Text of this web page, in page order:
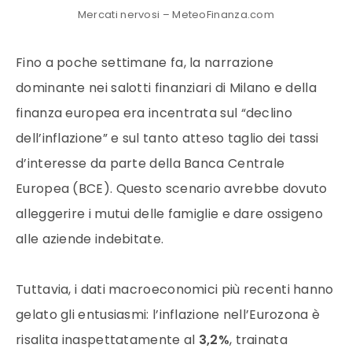
Mercati nervosi – MeteoFinanza.com
Fino a poche settimane fa, la narrazione
dominante nei salotti finanziari di Milano e della
finanza europea era incentrata sul “declino
dell’inflazione” e sul tanto atteso taglio dei tassi
d’interesse da parte della Banca Centrale
Europea (BCE). Questo scenario avrebbe dovuto
alleggerire i mutui delle famiglie e dare ossigeno
alle aziende indebitate.
Tuttavia, i dati macroeconomici più recenti hanno
gelato gli entusiasmi: l’inflazione nell’Eurozona è
risalita inaspettatamente al 3,2%, trainata